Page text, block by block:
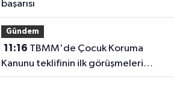
başarısı
Gündem
11:16
Kanunu teklifinin ilk görüşmeleri
tamamlandı